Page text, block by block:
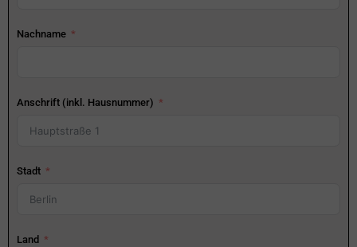
Nachname
Anschrift (inkl. Hausnummer)
Stadt
Land